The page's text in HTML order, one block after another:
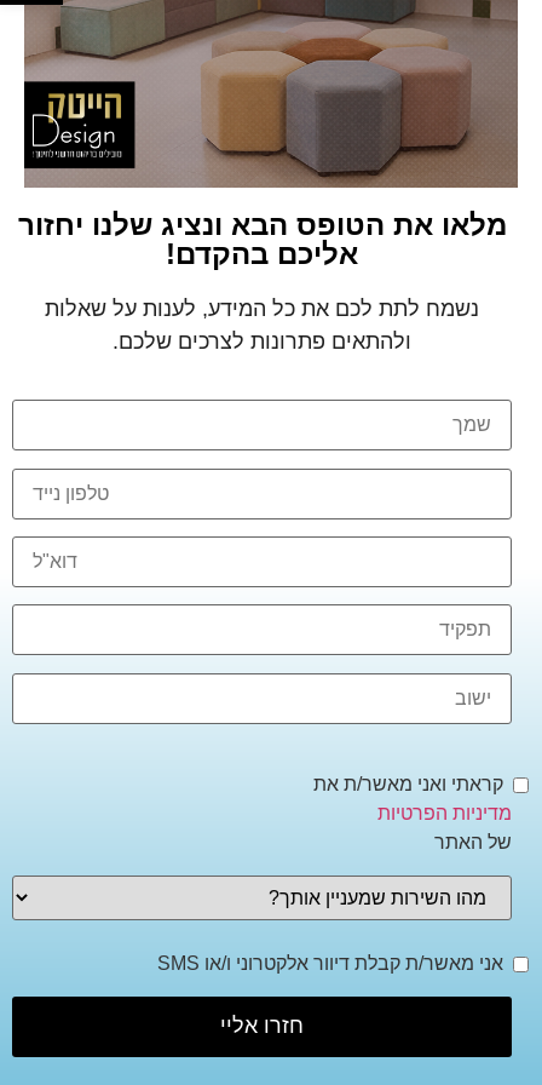
מלאו את הטופס הבא ונציג שלנו יחזור
אליכם בהקדם!
נשמח לתת לכם את כל המידע, לענות על שאלות
ולהתאים פתרונות לצרכים שלכם.
קראתי ואני מאשר/ת את
מדיניות הפרטיות
של האתר
אני מאשר/ת קבלת דיוור אלקטרוני ו/או SMS